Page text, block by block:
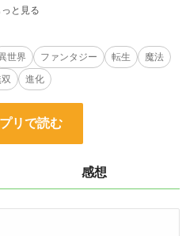
大の雹に当たって死んだ。結果、あろう
た。
いえ、願ってもない二度目の人生だ。
……もとい氷生を目一杯楽しもうと決意
いて大変に驚いた。彼女は強い火魔法ス
いですぐにオーバーヒートするらしい。
俺は氷属性の魔物に進化できるシークレ
戦争の影響により、世界的に気温が高く
。
世界 ファンタジー 転生
魔法
進化
リで読む
感想